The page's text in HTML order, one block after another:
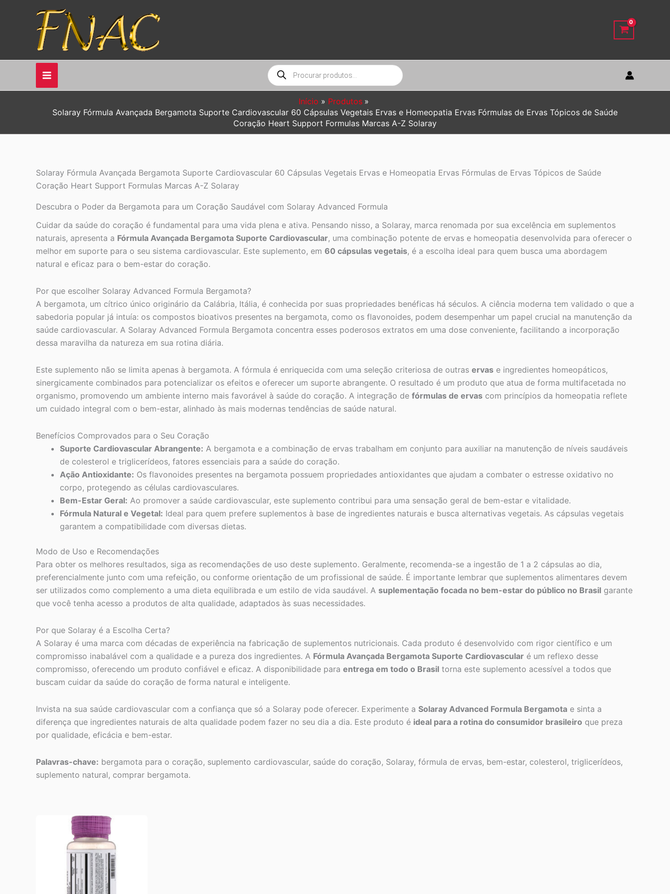
Pesquisar
produtos
Início
Produtos
Solaray Fórmula Avançada Bergamota Suporte Cardiovascular 60 Cápsulas Vegetais Ervas e Homeopatia Ervas Fórmulas de Ervas Tópicos de Saúde
Coração Heart Support Formulas Marcas A-Z Solaray
Solaray Fórmula Avançada Bergamota Suporte Cardiovascular 60 Cápsulas Vegetais Ervas e Homeopatia Ervas Fórmulas de Ervas Tópicos de Saúde
Coração Heart Support Formulas Marcas A-Z Solaray
Descubra o Poder da Bergamota para um Coração Saudável com Solaray Advanced Formula
Cuidar da saúde do coração é fundamental para uma vida plena e ativa. Pensando nisso, a Solaray, marca renomada por sua excelência em suplementos
naturais, apresenta a Fórmula Avançada Bergamota Suporte Cardiovascular, uma combinação potente de ervas e homeopatia desenvolvida para oferecer o
melhor em suporte para o seu sistema cardiovascular. Este suplemento, em 60 cápsulas vegetais, é a escolha ideal para quem busca uma abordagem
natural e eficaz para o bem-estar do coração.
Por que escolher Solaray Advanced Formula Bergamota?
A bergamota, um cítrico único originário da Calábria, Itália, é conhecida por suas propriedades benéficas há séculos. A ciência moderna tem validado o que a
sabedoria popular já intuía: os compostos bioativos presentes na bergamota, como os flavonoides, podem desempenhar um papel crucial na manutenção da
saúde cardiovascular. A Solaray Advanced Formula Bergamota concentra esses poderosos extratos em uma dose conveniente, facilitando a incorporação
dessa maravilha da natureza em sua rotina diária.
Este suplemento não se limita apenas à bergamota. A fórmula é enriquecida com uma seleção criteriosa de outras ervas e ingredientes homeopáticos,
sinergicamente combinados para potencializar os efeitos e oferecer um suporte abrangente. O resultado é um produto que atua de forma multifacetada no
organismo, promovendo um ambiente interno mais favorável à saúde do coração. A integração de fórmulas de ervas com princípios da homeopatia reflete
um cuidado integral com o bem-estar, alinhado às mais modernas tendências de saúde natural.
Benefícios Comprovados para o Seu Coração
Suporte Cardiovascular Abrangente: A bergamota e a combinação de ervas trabalham em conjunto para auxiliar na manutenção de níveis saudáveis
de colesterol e triglicerídeos, fatores essenciais para a saúde do coração.
Ação Antioxidante: Os flavonoides presentes na bergamota possuem propriedades antioxidantes que ajudam a combater o estresse oxidativo no
corpo, protegendo as células cardiovasculares.
Bem-Estar Geral: Ao promover a saúde cardiovascular, este suplemento contribui para uma sensação geral de bem-estar e vitalidade.
Fórmula Natural e Vegetal: Ideal para quem prefere suplementos à base de ingredientes naturais e busca alternativas vegetais. As cápsulas vegetais
garantem a compatibilidade com diversas dietas.
Modo de Uso e Recomendações
Para obter os melhores resultados, siga as recomendações de uso deste suplemento. Geralmente, recomenda-se a ingestão de 1 a 2 cápsulas ao dia,
preferencialmente junto com uma refeição, ou conforme orientação de um profissional de saúde. É importante lembrar que suplementos alimentares devem
ser utilizados como complemento a uma dieta equilibrada e um estilo de vida saudável. A suplementação focada no bem-estar do público no Brasil garante
que você tenha acesso a produtos de alta qualidade, adaptados às suas necessidades.
Por que Solaray é a Escolha Certa?
A Solaray é uma marca com décadas de experiência na fabricação de suplementos nutricionais. Cada produto é desenvolvido com rigor científico e um
compromisso inabalável com a qualidade e a pureza dos ingredientes. A Fórmula Avançada Bergamota Suporte Cardiovascular é um reflexo desse
compromisso, oferecendo um produto confiável e eficaz. A disponibilidade para entrega em todo o Brasil torna este suplemento acessível a todos que
buscam cuidar da saúde do coração de forma natural e inteligente.
Invista na sua saúde cardiovascular com a confiança que só a Solaray pode oferecer. Experimente a Solaray Advanced Formula Bergamota e sinta a
diferença que ingredientes naturais de alta qualidade podem fazer no seu dia a dia. Este produto é ideal para a rotina do consumidor brasileiro que preza
por qualidade, eficácia e bem-estar.
Palavras-chave: bergamota para o coração, suplemento cardiovascular, saúde do coração, Solaray, fórmula de ervas, bem-estar, colesterol, triglicerídeos,
suplemento natural, comprar bergamota.